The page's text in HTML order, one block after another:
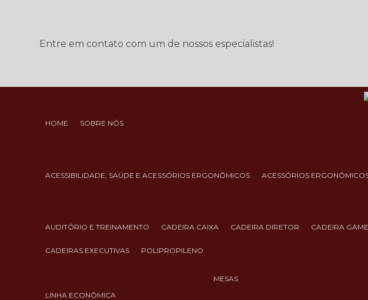
Entre em contato com um de nossos especialistas!
HOME SOBRE NÓS
ACESSIBILIDADE, SAÚDE E ACESSÓRIOS ERGONÔMICOS ACESSÓRIOS
AUDITÓRIO E TREINAMENTO CADEIRA CAIXA CADEIRA DIRETOR CADEIRA
CADEIRAS EXECUTIVAS POLIPROPILENO
LINHA ECONÔMICA
MESAS